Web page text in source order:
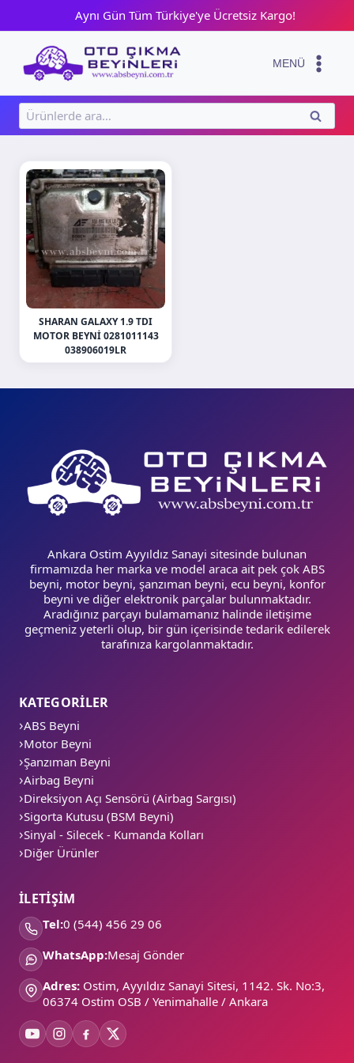
content
Aynı Gün Tüm Türkiye'ye Ücretsiz Kargo!
MENÜ
Ara:
ARA
SHARAN GALAXY 1.9 TDI
MOTOR BEYNI 0281011143
038906019LR
Ankara Ostim Ayyıldız Sanayi sitesinde bulunan
firmamızda her marka ve model araca ait pek çok ABS
beyni, motor beyni, şanzıman beyni, ecu beyni, konfor
beyni ve diğer elektronik parçalar bulunmaktadır.
Aradığınız parçayı bulamamanız halinde iletişime
geçmeniz yeterli olup, bir gün içerisinde tedarik edilerek
tarafınıza kargolanmaktadır.
KATEGORİLER
ABS Beyni
Motor Beyni
Şanzıman Beyni
Airbag Beyni
Direksiyon Açı Sensörü (Airbag Sargısı)
Sigorta Kutusu (BSM Beyni)
Sinyal - Silecek - Kumanda Kolları
Diğer Ürünler
İLETİŞİM
Tel:0 (544) 456 29 06
WhatsApp:Mesaj Gönder
Adres: Ostim, Ayyıldız Sanayi Sitesi, 1142. Sk. No:3,
06374 Ostim OSB / Yenimahalle / Ankara